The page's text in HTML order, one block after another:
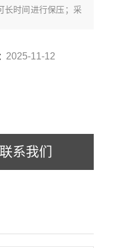
长时间进行保压；采
2025-11-12
联系我们